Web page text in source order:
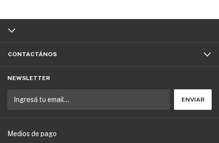
CONTACTÁNOS
NEWSLETTER
Medios de pago